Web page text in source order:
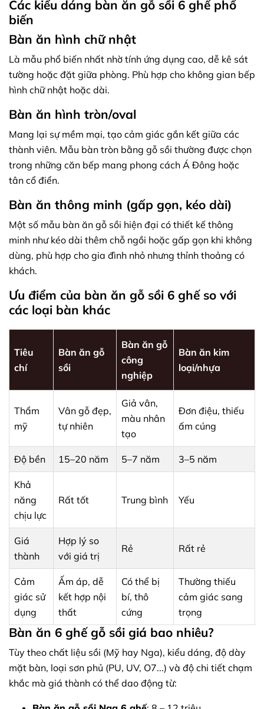
Các kiểu dáng bàn ăn gỗ sồi 6 ghế phổ
biến
Bàn ăn hình chữ nhật
Là mẫu phổ biến nhất nhờ tính ứng dụng cao, dễ kê sát
tường hoặc đặt giữa phòng. Phù hợp cho không gian bếp
hình chữ nhật hoặc dài.
Bàn ăn hình tròn/oval
Mang lại sự mềm mại, tạo cảm giác gắn kết giữa các
thành viên. Mẫu bàn tròn bằng gỗ sồi thường được chọn
trong những căn bếp mang phong cách Á Đông hoặc
tân cổ điển.
Bàn ăn thông minh (gấp gọn, kéo dài)
Một số mẫu bàn ăn gỗ sồi hiện đại có thiết kế thông
minh như kéo dài thêm chỗ ngồi hoặc gấp gọn khi không
dùng, phù hợp cho gia đình nhỏ nhưng thỉnh thoảng có
khách.
Ưu điểm của bàn ăn gỗ sồi 6 ghế so với
các loại bàn khác
Tiêu
chí
Bàn ăn gỗ
sồi
Bàn ăn gỗ
công
nghiệp
Bàn ăn kim
loại/nhựa
Thẩm
mỹ
Vân gỗ đẹp,
tự nhiên
Giả vân,
màu nhân
tạo
Đơn điệu, thiếu
ấm cúng
Độ bền 15–20 năm 5–7 năm 3–5 năm
Khả
năng
chịu lực
Rất tốt Trung bình Yếu
Giá
thành
Hợp lý so
với giá trị
Rẻ Rất rẻ
Cảm
giác sử
dụng
Ấm áp, dễ
kết hợp nội
thất
Có thể bị
bí, thô
cứng
Thường thiếu
cảm giác sang
trọng
Bàn ăn 6 ghế gỗ sồi giá bao nhiêu?
Tùy theo chất liệu sồi (Mỹ hay Nga), kiểu dáng, độ dày
mặt bàn, loại sơn phủ (PU, UV, O7...) và độ chi tiết chạm
khắc mà giá thành có thể dao động từ: